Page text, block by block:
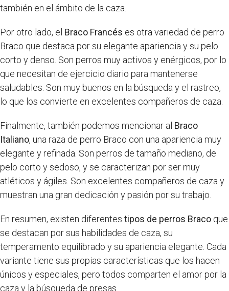
también en el ámbito de la caza.
Por otro lado, el Braco Francés es otra variedad de perro
Braco que destaca por su elegante apariencia y su pelo
corto y denso. Son perros muy activos y enérgicos, por lo
que necesitan de ejercicio diario para mantenerse
saludables. Son muy buenos en la búsqueda y el rastreo,
lo que los convierte en excelentes compañeros de caza.
Finalmente, también podemos mencionar al Braco
Italiano, una raza de perro Braco con una apariencia muy
elegante y refinada. Son perros de tamaño mediano, de
pelo corto y sedoso, y se caracterizan por ser muy
atléticos y ágiles. Son excelentes compañeros de caza y
muestran una gran dedicación y pasión por su trabajo.
En resumen, existen diferentes tipos de perros Braco que
se destacan por sus habilidades de caza, su
temperamento equilibrado y su apariencia elegante. Cada
variante tiene sus propias características que los hacen
únicos y especiales, pero todos comparten el amor por la
caza y la búsqueda de presas.